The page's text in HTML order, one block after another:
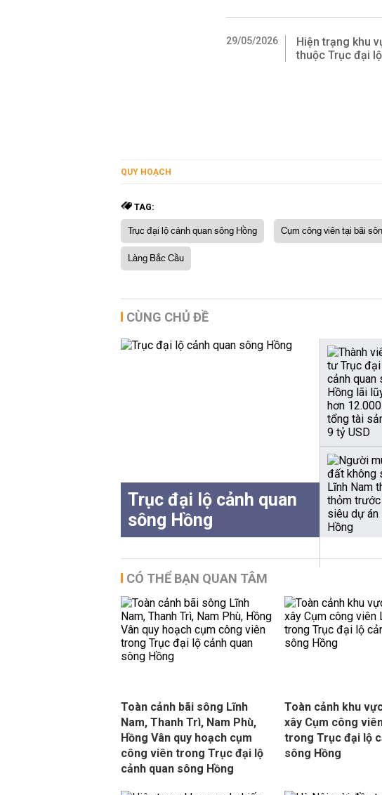
29/05/2026
Hiện trạng khu
thuộc Trục đại
QUY HOẠCH
TAG:
Trục đại lộ cảnh quan sông Hồng Cụm công viên tại bãi
Làng Bắc Cầu
CÙNG CHỦ ĐỀ
Trục đại lộ cảnh quan
sông Hồng
CÓ THỂ BẠN QUAN TÂM
Toàn cảnh bãi sông Lĩnh
Nam, Thanh Trì, Nam Phù,
Hồng Vân quy hoạch cụm
công viên trong Trục đại lộ
cảnh quan sông Hồng
Toàn cảnh khu
xây Cụm công
trong Trục đại lộ
sông Hồng